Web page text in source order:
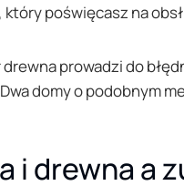
poświęcasz na
prowadzi do
Dwa domy o podobnym
i drewna a